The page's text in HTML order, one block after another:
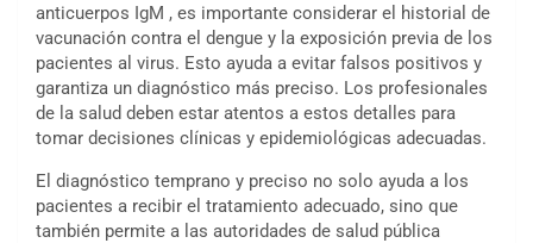
anticuerpos IgM , es importante considerar el historial de
vacunación contra el dengue y la exposición previa de los
pacientes al virus. Esto ayuda a evitar falsos positivos y
garantiza un diagnóstico más preciso. Los profesionales
de la salud deben estar atentos a estos detalles para
tomar decisiones clínicas y epidemiológicas adecuadas.
El diagnóstico temprano y preciso no solo ayuda a los
pacientes a recibir el tratamiento adecuado, sino que
también permite a las autoridades de salud pública